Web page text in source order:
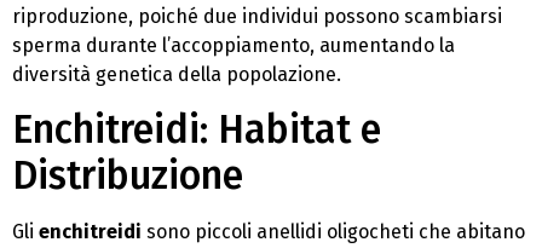
riproduzione, poiché due individui possono scambiarsi
sperma durante l’accoppiamento, aumentando la
diversità genetica della popolazione.
Enchitreidi: Habitat e
Distribuzione
Gli enchitreidi sono piccoli anellidi oligocheti che abitano